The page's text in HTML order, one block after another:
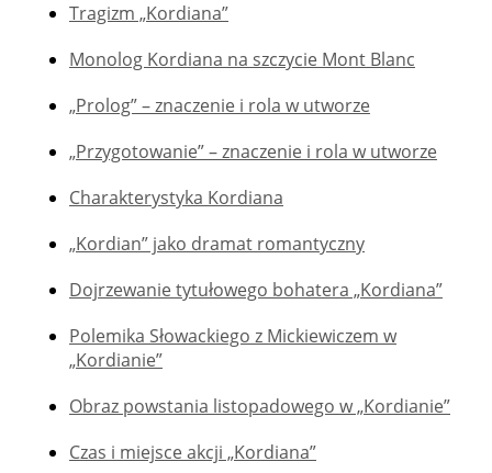
Tragizm „Kordiana”
Monolog Kordiana na szczycie Mont Blanc
„Prolog” – znaczenie i rola w utworze
„Przygotowanie” – znaczenie i rola w utworze
Charakterystyka Kordiana
„Kordian” jako dramat romantyczny
Dojrzewanie tytułowego bohatera „Kordiana”
Polemika Słowackiego z Mickiewiczem w
„Kordianie”
Obraz powstania listopadowego w „Kordianie”
Czas i miejsce akcji „Kordiana”